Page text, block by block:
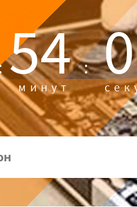
54 :
минут